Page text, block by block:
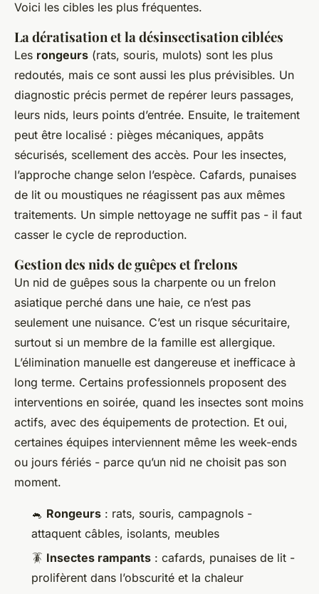
Voici les cibles les plus fréquentes.
La dératisation et la désinsectisation ciblées
Les rongeurs (rats, souris, mulots) sont les plus
redoutés, mais ce sont aussi les plus prévisibles. Un
diagnostic précis permet de repérer leurs passages,
leurs nids, leurs points d’entrée. Ensuite, le traitement
peut être localisé : pièges mécaniques, appâts
sécurisés, scellement des accès. Pour les insectes,
l’approche change selon l’espèce. Cafards, punaises
de lit ou moustiques ne réagissent pas aux mêmes
traitements. Un simple nettoyage ne suffit pas - il faut
casser le cycle de reproduction.
Gestion des nids de guêpes et frelons
Un nid de guêpes sous la charpente ou un frelon
asiatique perché dans une haie, ce n’est pas
seulement une nuisance. C’est un risque sécuritaire,
surtout si un membre de la famille est allergique.
L’élimination manuelle est dangereuse et inefficace à
long terme. Certains professionnels proposent des
interventions en soirée, quand les insectes sont moins
actifs, avec des équipements de protection. Et oui,
certaines équipes interviennent même les week-ends
ou jours fériés - parce qu’un nid ne choisit pas son
moment.
🐁 Rongeurs : rats, souris, campagnols -
attaquent câbles, isolants, meubles
🪳 Insectes rampants : cafards, punaises de lit -
prolifèrent dans l’obscurité et la chaleur